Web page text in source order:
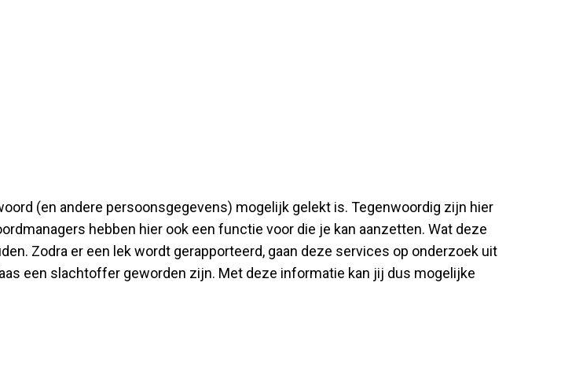
(en andere persoonsgegevens) mogelijk gelekt is. Tegenwoordig zijn hier
hebben hier ook een functie voor die je kan aanzetten. Wat deze
Zodra er een lek wordt gerapporteerd, gaan deze services op onderzoek uit
een slachtoffer geworden zijn. Met deze informatie kan jij dus mogelijke